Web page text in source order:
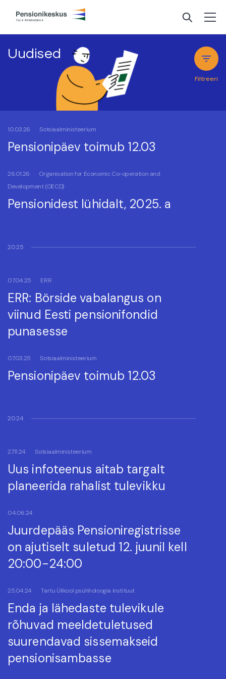
Uudised
Filtreeri
10.03.26 Sotsiaalministeerium
Pensionipäev toimub 12.03
26.01.26
Organisation for Economic Co-operation and
Development (OECD)
Pensionidest lühidalt, 2025. a
2025
07.04.25 ERR
ERR: Börside vabalangus on
viinud Eesti pensionifondid
punasesse
07.03.25 Sotsiaalministeerium
Pensionipäev toimub 12.03
2024
27.11.24 Sotsiaalministeerium
Uus infoteenus aitab targalt
planeerida rahalist tulevikku
04.06.24
Juurdepääs Pensioniregistrisse
on ajutiselt suletud 12. juunil kell
20:00-24:00
25.04.24 Tartu Ülikool psühholoogia instituut
Enda ja lähedaste tulevikule
rõhuvad meeldetuletused
suurendavad sissemakseid
pensionisambasse